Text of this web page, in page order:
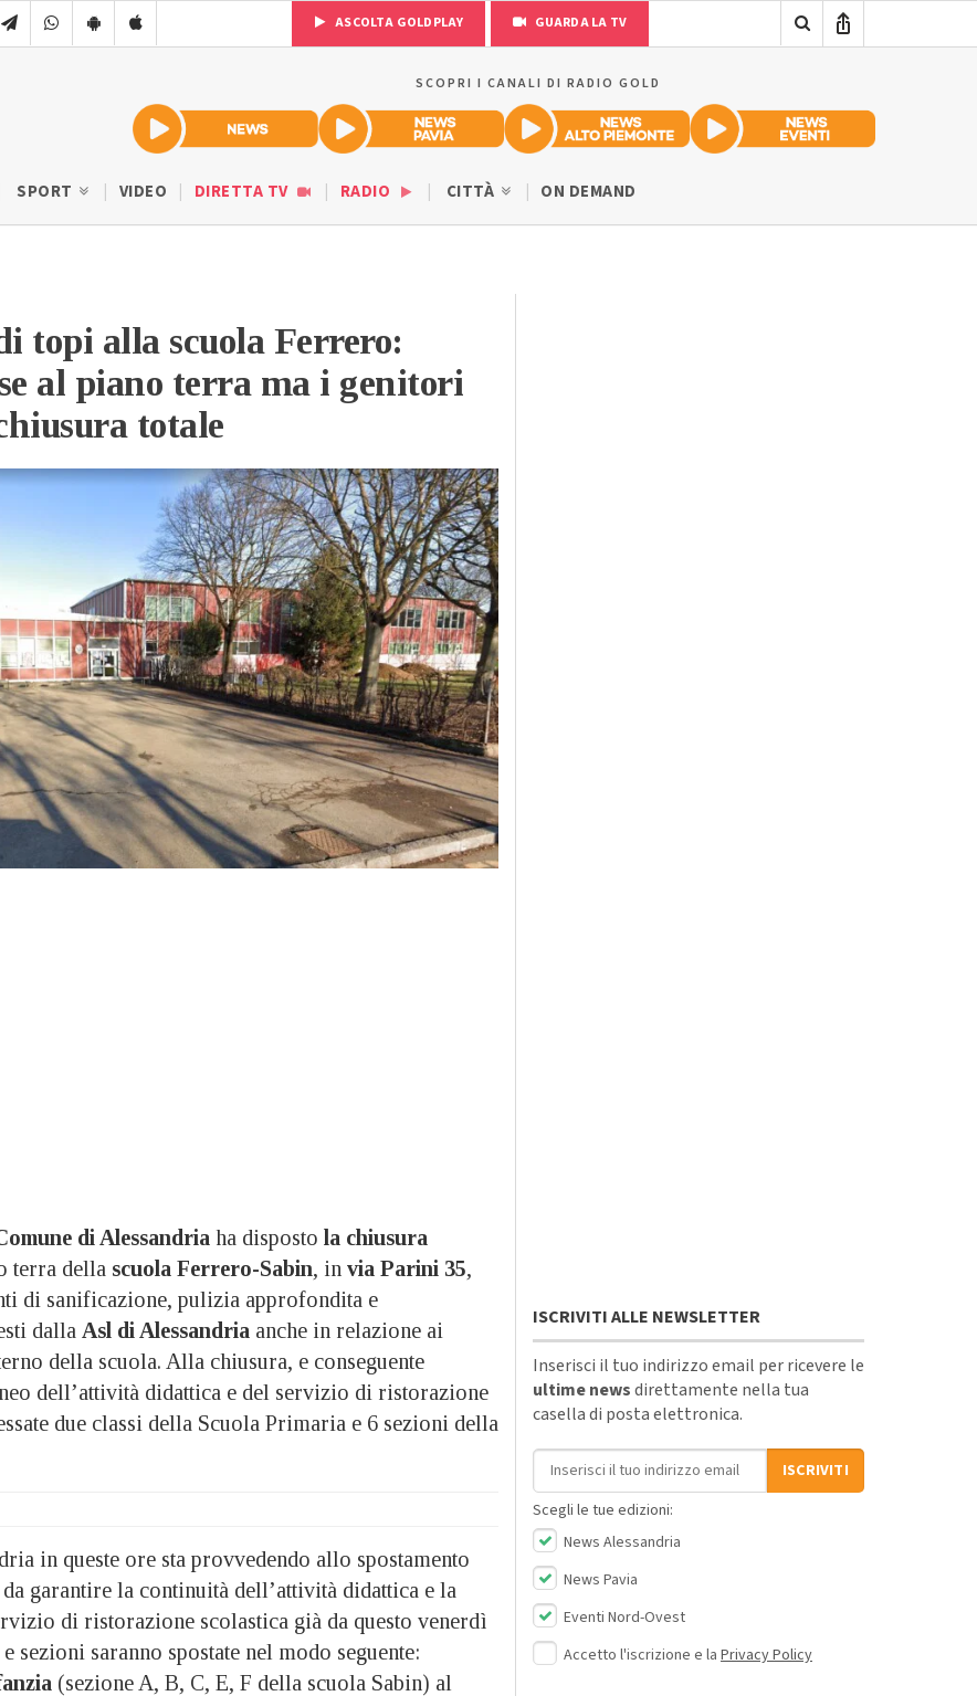
ASCOLTA GOLDPLAY GUARDA LA TV
SCOPRI I CANALI DI RADIO GOLD
SPORT VIDEO DIRETTA TV RADIO CITTÀ ON DEMAND
topi alla scuola Ferrero:
al piano terra ma i genitori
totale
di Alessandria ha disposto la chiusura
terra della scuola Ferrero-Sabin, in via Parini 35,
di sanificazione, pulizia approfondita e
dalla Asl di Alessandria anche in relazione ai
della scuola. Alla chiusura, e conseguente
dell’attività didattica e del servizio di ristorazione
due classi della Scuola Primaria e 6 sezioni della
in queste ore sta provvedendo allo spostamento
garantire la continuità dell’attività didattica e la
di ristorazione scolastica già da questo venerdì
sezioni saranno spostate nel modo seguente:
(sezione A, B, C, E, F della scuola Sabin) al
ISCRIVITI ALLE NEWSLETTER
Inserisci il tuo indirizzo email per ricevere le
ultime newsdirettamente nella tua
casella di posta elettronica.
Indirizzo email
ISCRIVITI
Scegli le tue edizioni:
News Alessandria
News Pavia
Eventi Nord-Ovest
Accetto l'iscrizione e la Privacy Policy